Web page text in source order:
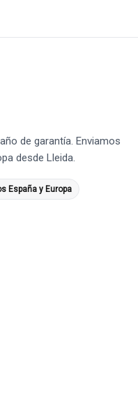
de garantía. Enviamos
desde Lleida.
España y Europa